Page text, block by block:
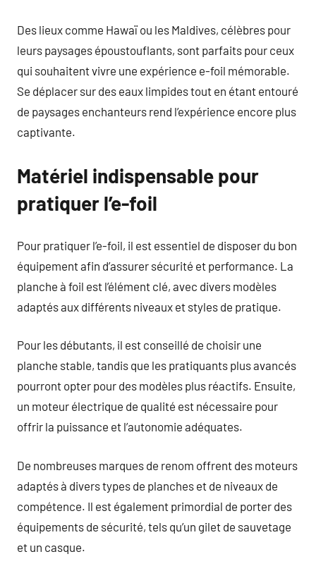
Des lieux comme Hawaï ou les Maldives, célèbres pour
leurs paysages époustouflants, sont parfaits pour ceux
qui souhaitent vivre une expérience e-foil mémorable.
Se déplacer sur des eaux limpides tout en étant entouré
de paysages enchanteurs rend l’expérience encore plus
captivante.
Matériel indispensable pour
pratiquer l’e-foil
Pour pratiquer l’e-foil, il est essentiel de disposer du bon
équipement afin d’assurer sécurité et performance. La
planche à foil est l’élément clé, avec divers modèles
adaptés aux différents niveaux et styles de pratique.
Pour les débutants, il est conseillé de choisir une
planche stable, tandis que les pratiquants plus avancés
pourront opter pour des modèles plus réactifs. Ensuite,
un moteur électrique de qualité est nécessaire pour
offrir la puissance et l’autonomie adéquates.
De nombreuses marques de renom offrent des moteurs
adaptés à divers types de planches et de niveaux de
compétence. Il est également primordial de porter des
équipements de sécurité, tels qu’un gilet de sauvetage
et un casque.